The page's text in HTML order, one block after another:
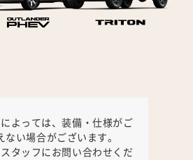
よっては、装備・仕様がご
ない場合がございます。
タッフにお問い合わせくだ